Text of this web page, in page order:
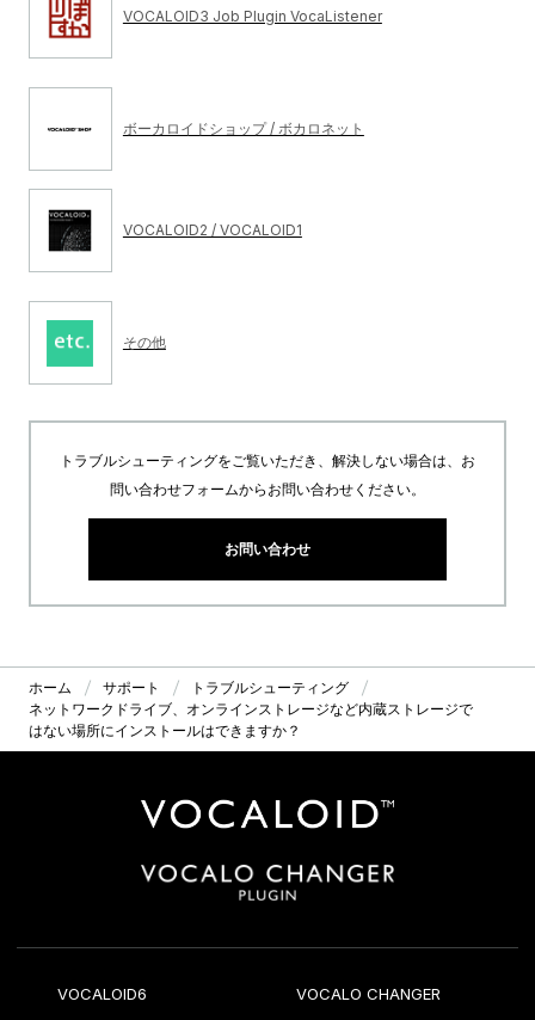
VOCALOID3 Job Plugin VocaListener
ボーカロイドショップ / ボカロネット
VOCALOID2 / VOCALOID1
その他
トラブルシューティングをご覧いただき、解決しない場合は、お
問い合わせフォームからお問い合わせください。
お問い合わせ
ホーム サポート
トラブルシューティング
ネットワークドライブ、オンラインストレージなど内蔵ストレージで
はない場所にインストールはできますか？
VOCALOID6 VOCALO CHANGER